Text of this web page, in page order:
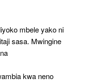
mbele yako ni
sasa. Mwingine
kwa neno